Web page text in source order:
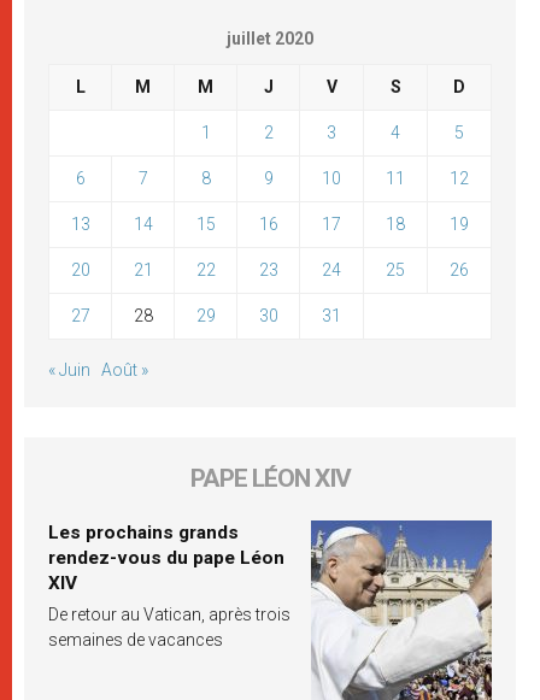
juillet 2020
L M M J V S D
1 2 3 4 5
6 7 8 9 10 11 12
13 14 15 16 17 18 19
20 21 22 23 24 25 26
27 28 29 30 31
« Juin Août »
PAPE LÉON XIV
Les prochains grands
rendez-vous du pape Léon
XIV
De retour au Vatican, après trois
semaines de vacances